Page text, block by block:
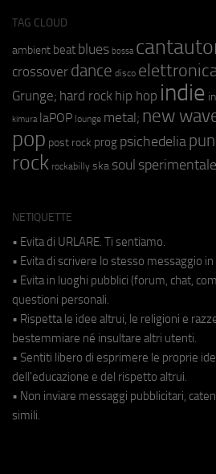
TAG CLOUD
ambient beat blues bossa
crossover dance disco
Grunge; hard rock hip hop indie
kimura laPOP lounge metal; new
pop post rock prog psichedelia
rock rockabilly ska soul sperimentale
NETIQUETTE
• Evita di URLARE. Ti sentiamo.
• Evita di scrivere lo stesso messaggio
• Evita in luoghi pubblici (forum, chat,
questioni personali.
• Rispetta le idee altrui, le religioni e
bestemmiare né insultare altri utenti.
• Sentiti libero di esprimere le proprie
dell'educazione e del rispetto altrui.
• Non inviare messaggi pubblicitari,
simili.